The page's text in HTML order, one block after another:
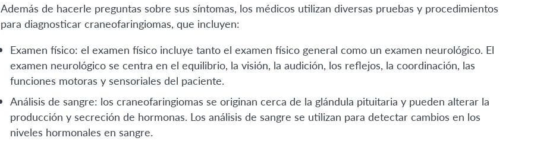
Además de hacerle preguntas sobre sus síntomas, los médicos utilizan diversas pruebas y procedimientos
para diagnosticar craneofaringiomas, que incluyen:
Examen físico: el examen físico incluye tanto el examen físico general como un examen neurológico. El
examen neurológico se centra en el equilibrio, la visión, la audición, los reflejos, la coordinación, las
funciones motoras y sensoriales del paciente.
Análisis de sangre: los craneofaringiomas se originan cerca de la glándula pituitaria y pueden alterar la
producción y secreción de hormonas. Los análisis de sangre se utilizan para detectar cambios en los
niveles hormonales en sangre.